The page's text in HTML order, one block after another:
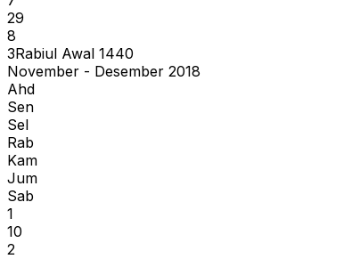
29
8
3Rabiul Awal 1440
November - Desember 2018
Ahd
Sen
Sel
Rab
Kam
Jum
Sab
1
10
2